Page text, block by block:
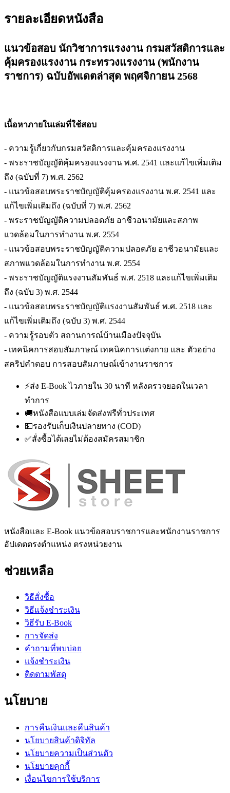
รายละเอียดหนังสือ
แนวข้อสอบ นักวิชาการแรงงาน กรมสวัสดิการและ
คุ้มครองแรงงาน กระทรวงแรงงาน (พนักงาน
ราชการ) ฉบับอัพเดตล่าสุด พฤศจิกายน 2568
เนื้อหาภายในเล่มที่ใช้สอบ
- ความรู้เกี่ยวกับกรมสวัสดิการและคุ้มครองแรงงาน
- พระราชบัญญัติคุ้มครองแรงงาน พ.ศ. 2541 และแก้ไขเพิ่มเติม
ถึง (ฉบับที่ 7) พ.ศ. 2562
- แนวข้อสอบพระราชบัญญัติคุ้มครองแรงงาน พ.ศ. 2541 และ
แก้ไขเพิ่มเติมถึง (ฉบับที่ 7) พ.ศ. 2562
- พระราชบัญญัติความปลอดภัย อาชีวอนามัยและสภาพ
แวดล้อมในการทำงาน พ.ศ. 2554
- แนวข้อสอบพระราชบัญญัติความปลอดภัย อาชีวอนามัยและ
สภาพแวดล้อมในการทำงาน พ.ศ. 2554
- พระราชบัญญัติแรงงานสัมพันธ์ พ.ศ. 2518 และแก้ไขเพิ่มเติม
ถึง (ฉบับ 3) พ.ศ. 2544
- แนวข้อสอบพระราชบัญญัติแรงงานสัมพันธ์ พ.ศ. 2518 และ
แก้ไขเพิ่มเติมถึง (ฉบับ 3) พ.ศ. 2544
- ความรู้รอบตัว สถานการณ์บ้านเมืองปัจจุบัน
- เทคนิคการสอบสัมภาษณ์ เทคนิคการแต่งกาย และ ตัวอย่าง
สคริปคำตอบ การสอบสัมภาษณ์เข้างานราชการ
⚡ส่ง E-Book ไวภายใน 30 นาที หลังตรวจยอดในเวลา
ทำการ
🚚หนังสือแบบเล่มจัดส่งฟรีทั่วประเทศ
💵รองรับเก็บเงินปลายทาง (COD)
✅สั่งซื้อได้เลยไม่ต้องสมัครสมาชิก
หนังสือและ E-Book แนวข้อสอบราชการและพนักงานราชการ
อัปเดตตรงตำแหน่ง ตรงหน่วยงาน
ช่วยเหลือ
วิธีสั่งซื้อ
วิธีแจ้งชำระเงิน
วิธีรับ E-Book
การจัดส่ง
คำถามที่พบบ่อย
แจ้งชำระเงิน
ติดตามพัสดุ
นโยบาย
การคืนเงินและคืนสินค้า
นโยบายสินค้าดิจิทัล
นโยบายความเป็นส่วนตัว
นโยบายคุกกี้
เงื่อนไขการใช้บริการ